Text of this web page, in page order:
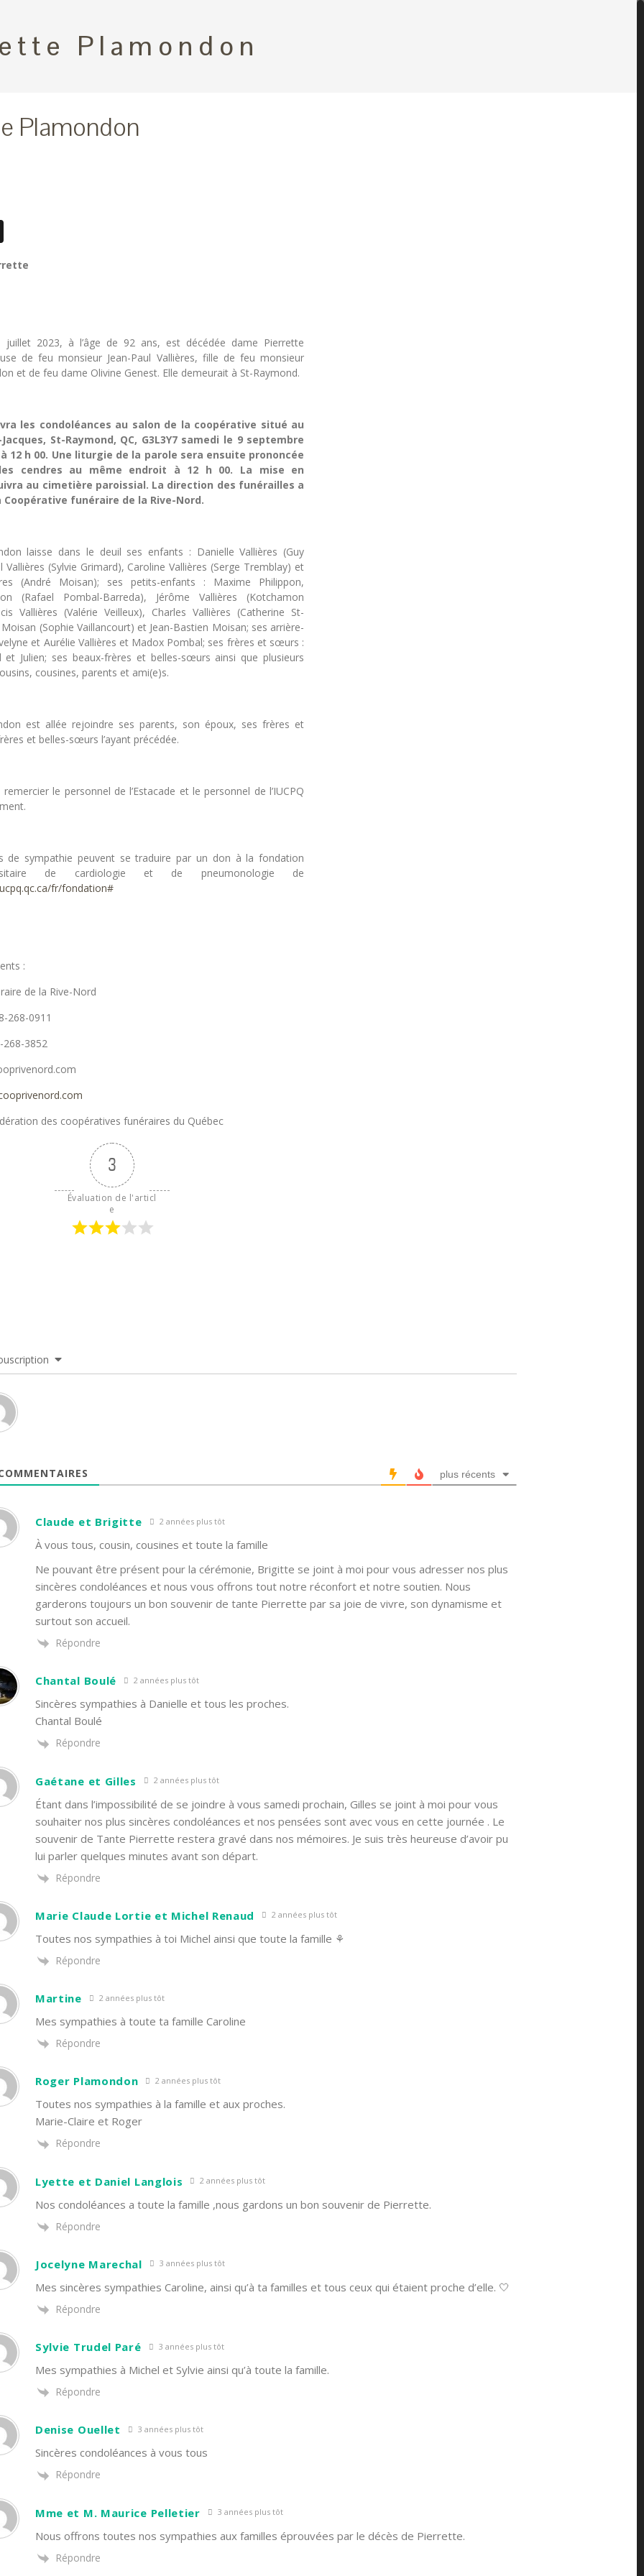
Plamondon
Plamondon
X
juillet 2023, à l’âge de 92 ans, est décédée dame Pierrette
de feu monsieur Jean-Paul Vallières, fille de feu monsieur
et de feu dame Olivine Genest. Elle demeurait à St-Raymond.
les condoléances au salon de la coopérative situé au
St-Raymond, QC, G3L3Y7 samedi le 9 septembre
à 12 h 00. Une liturgie de la parole sera ensuite prononcée
cendres au même endroit à 12 h 00. La mise en
au cimetière paroissial. La direction des funérailles a
funéraire de la Rive-Nord.
laisse dans le deuil ses enfants : Danielle Vallières (Guy
Vallières (Sylvie Grimard), Caroline Vallières (Serge Tremblay) et
(André Moisan); ses petits-enfants : Maxime Philippon,
(Rafael Pombal-Barreda), Jérôme Vallières (Kotchamon
Vallières (Valérie Veilleux), Charles Vallières (Catherine St-
(Sophie Vaillancourt) et Jean-Bastien Moisan; ses arrière-
et Aurélie Vallières et Madox Pombal; ses frères et sœurs :
et Julien; ses beaux-frères et belles-sœurs ainsi que plusieurs
cousines, parents et ami(e)s.
est allée rejoindre ses parents, son époux, ses frères et
et belles-sœurs l’ayant précédée.
le personnel de l’Estacade et le personnel de l’IUCPQ
de sympathie peuvent se traduire par un don à la fondation
de cardiologie et de pneumonologie de
fr/fondation#
:
de la Rive-Nord
268-0911
268-3852
des coopératives funéraires du Québec
3
Évaluation de l'articl
e
plus récents
Claude et Brigitte 2 années plus tôt
À vous tous, cousin, cousines et toute la famille
Ne pouvant être présent pour la cérémonie, Brigitte se joint à moi pour vous adresser nos plus
sincères condoléances et nous vous offrons tout notre réconfort et notre soutien. Nous
garderons toujours un bon souvenir de tante Pierrette par sa joie de vivre, son dynamisme et
surtout son accueil.
Répondre
Chantal Boulé 2 années plus tôt
Sincères sympathies à Danielle et tous les proches.
Chantal Boulé
Répondre
Gaétane et Gilles 2 années plus tôt
Étant dans l’impossibilité de se joindre à vous samedi prochain, Gilles se joint à moi pour vous
souhaiter nos plus sincères condoléances et nos pensées sont avec vous en cette journée . Le
souvenir de Tante Pierrette restera gravé dans nos mémoires. Je suis très heureuse d’avoir pu
lui parler quelques minutes avant son départ.
Répondre
Marie Claude Lortie et Michel Renaud 2 années plus tôt
Toutes nos sympathies à toi Michel ainsi que toute la famille ⚘️
Répondre
Martine 2 années plus tôt
Mes sympathies à toute ta famille Caroline
Répondre
Roger Plamondon 2 années plus tôt
Toutes nos sympathies à la famille et aux proches.
Marie-Claire et Roger
Répondre
Lyette et Daniel Langlois 2 années plus tôt
Nos condoléances a toute la famille ,nous gardons un bon souvenir de Pierrette.
Répondre
Jocelyne Marechal 3 années plus tôt
Mes sincères sympathies Caroline, ainsi qu’à ta familles et tous ceux qui étaient proche d’elle. 🤍
Répondre
Sylvie Trudel Paré 3 années plus tôt
Mes sympathies à Michel et Sylvie ainsi qu’à toute la famille.
Répondre
Denise Ouellet 3 années plus tôt
Sincères condoléances à vous tous
Répondre
Mme et M. Maurice Pelletier 3 années plus tôt
Nous offrons toutes nos sympathies aux familles éprouvées par le décès de Pierrette.
Répondre